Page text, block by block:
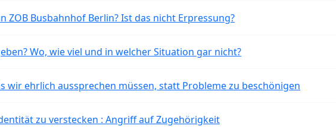
ZOB Busbahnhof Berlin? Ist das nicht Erpressung?
Wo, wie viel und in welcher Situation gar nicht?
wir ehrlich aussprechen müssen, statt Probleme zu beschönigen
zu verstecken : Angriff auf Zugehörigkeit